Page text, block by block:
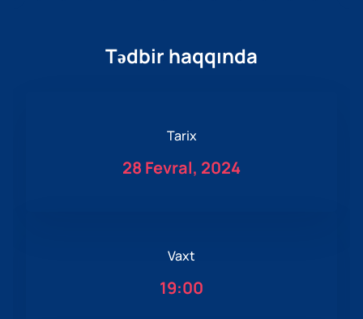
Tədbir haqqında
Tarix
28 Fevral, 2024
Vaxt
19:00